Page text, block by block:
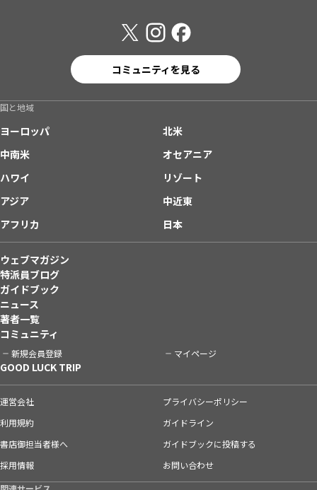
コミュニティを見る
国と地域
ヨーロッパ
北米
中南米
オセアニア
ハワイ
リゾート
アジア
中近東
アフリカ
日本
ウェブマガジン
特派員ブログ
ガイドブック
ニュース
著者一覧
コミュニティ
新規会員登録 マイページ
GOOD LUCK TRIP
運営会社
プライバシーポリシー
利用規約
ガイドライン
書店御担当者様へ
ガイドブックに投稿する
採用情報
お問い合わせ